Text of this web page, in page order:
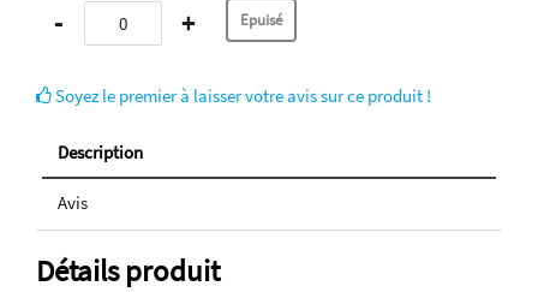
- +
Soyez le premier à laisser votre avis sur ce produit !
Description
Avis
Détails produit